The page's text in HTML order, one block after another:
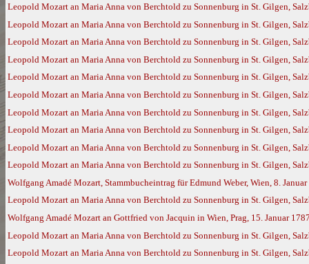
Leopold Mozart an Maria Anna von Berchtold zu Sonnenburg in St. Gilgen,
Leopold Mozart an Maria Anna von Berchtold zu Sonnenburg in St. Gilgen,
Leopold Mozart an Maria Anna von Berchtold zu Sonnenburg in St. Gilgen,
Leopold Mozart an Maria Anna von Berchtold zu Sonnenburg in St. Gilgen,
Leopold Mozart an Maria Anna von Berchtold zu Sonnenburg in St. Gilgen,
Leopold Mozart an Maria Anna von Berchtold zu Sonnenburg in St. Gilgen,
Leopold Mozart an Maria Anna von Berchtold zu Sonnenburg in St. Gilgen,
Leopold Mozart an Maria Anna von Berchtold zu Sonnenburg in St. Gilgen,
Leopold Mozart an Maria Anna von Berchtold zu Sonnenburg in St. Gilgen,
Leopold Mozart an Maria Anna von Berchtold zu Sonnenburg in St. Gilgen,
Wolfgang Amadé Mozart, Stammbucheintrag für Edmund Weber, Wien, 8.
Leopold Mozart an Maria Anna von Berchtold zu Sonnenburg in St. Gilgen,
Wolfgang Amadé Mozart an Gottfried von Jacquin in Wien, Prag, 15. Januar
Leopold Mozart an Maria Anna von Berchtold zu Sonnenburg in St. Gilgen,
Leopold Mozart an Maria Anna von Berchtold zu Sonnenburg in St. Gilgen,